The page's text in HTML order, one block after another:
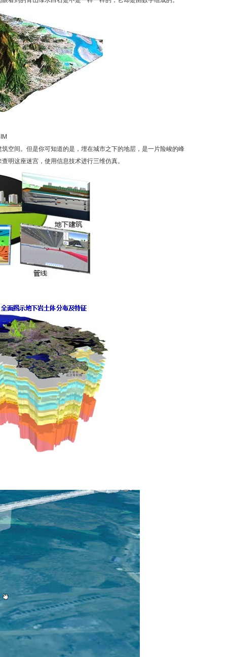
空间。但是你可知道的是，埋在城市之下的地层，是一片险峻的峰
明这座迷宫，使用信息技术进行三维仿真。